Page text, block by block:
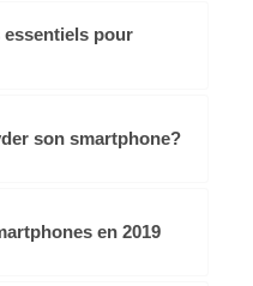
essentiels pour
son smartphone?
en 2019